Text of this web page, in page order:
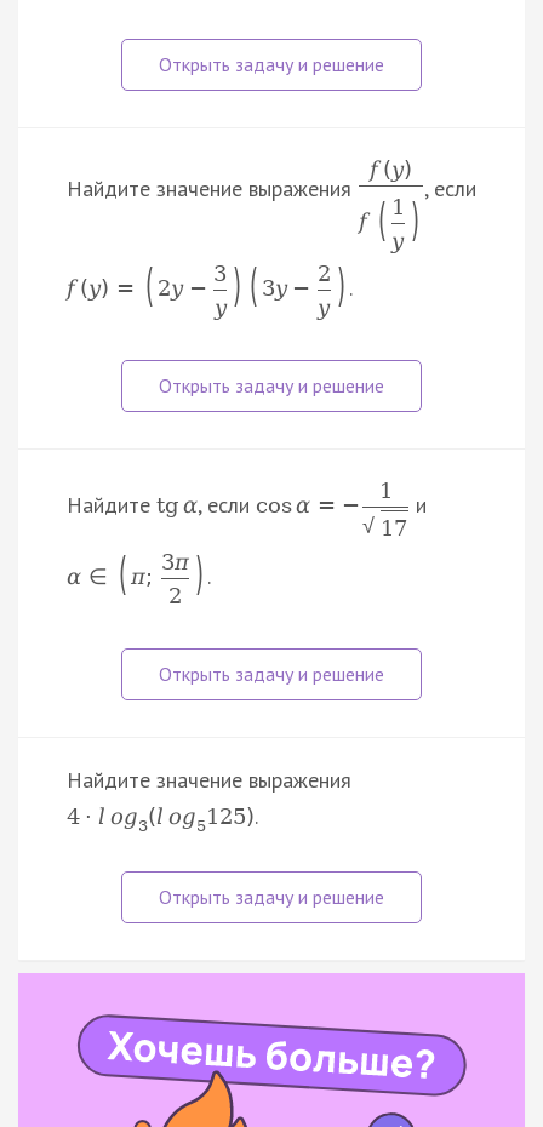
Найдите значение выражения
f (y)
f ( 1
y )
, если
f (y) = ( 2y −
3
y ) ( 3y −
2
y ) .
Найдите tgα, если cosα = −
1
√ 17
и
α ∈ ( π;
3π
2
) .
Найдите значение выражения
4 ⋅ l og3(l og5125).